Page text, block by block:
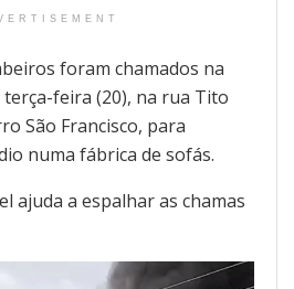
foram chamados na
feira (20), na rua Tito
São Francisco, para
numa fábrica de sofás.
ajuda a espalhar as chamas